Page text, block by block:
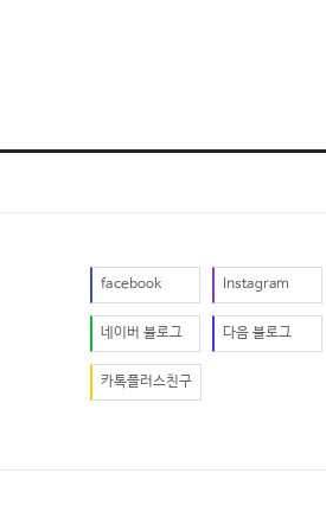
facebook Instagram
네이버 블로그 다음 블로그
카톡플러스친구